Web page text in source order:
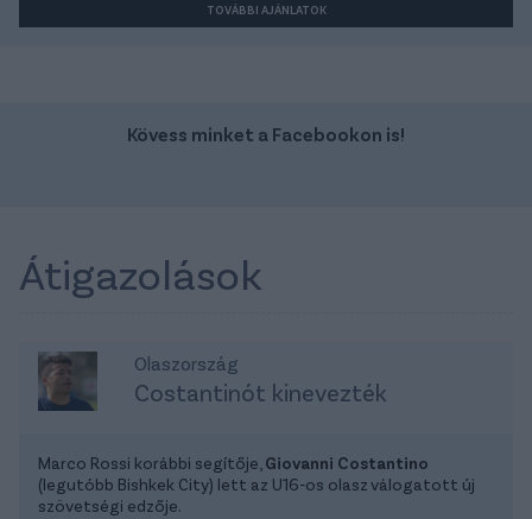
TOVÁBBI AJÁNLATOK
Kövess minket a Facebookon is!
Átigazolások
Olaszország
Costantinót kinevezték
Marco Rossi korábbi segítője, Giovanni Costantino
(legutóbb Bishkek City) lett az U16-os olasz válogatott új
szövetségi edzője.